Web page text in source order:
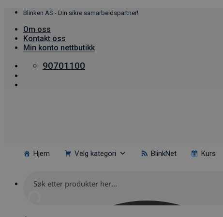
Skip
content
Blinken AS - Din sikre samarbeidspartner!
Om oss
Kontakt oss
Min konto nettbutikk
90701100
Hjem Velg kategori BlinkNet Kurs